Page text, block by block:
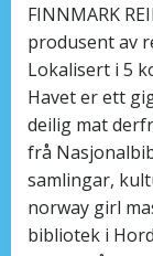
FINNMARK
produsent av
Lokalisert i 5
Havet er ett
deilig mat
frå
samlingar,
norway girl
bibliotek i